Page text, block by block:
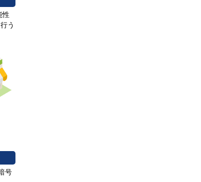
性
う
号